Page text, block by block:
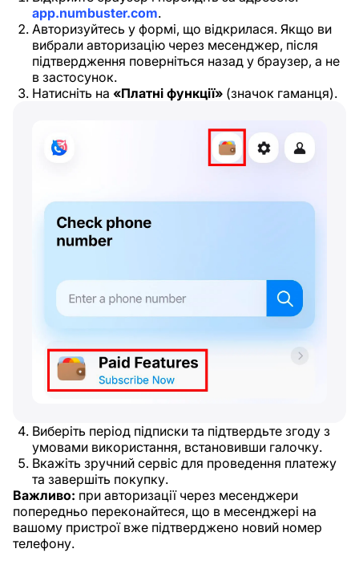
app.numbuster.com.
Авторизуйтесь у формі, що відкрилася. Якщо ви
вибрали авторизацію через месенджер, після
підтвердження поверніться назад у браузер, а не
в застосунок.
Натисніть на «Платні функції» (значок гаманця).
Виберіть період підписки та підтвердьте згоду з
умовами використання, встановивши галочку.
Вкажіть зручний сервіс для проведення платежу
та завершіть покупку.
Важливо: при авторизації через месенджери
попередньо переконайтеся, що в месенджері на
вашому пристрої вже підтверджено новий номер
телефону.